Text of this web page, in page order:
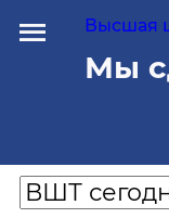
Высшая
Мы